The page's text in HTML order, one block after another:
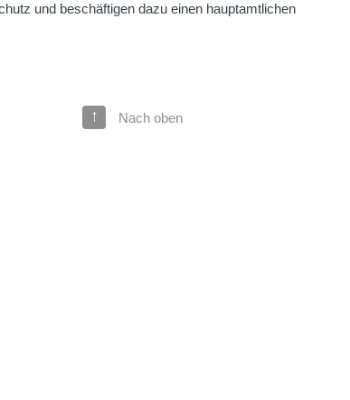
und beschäftigen dazu einen hauptamtlichen
↑ Nach oben